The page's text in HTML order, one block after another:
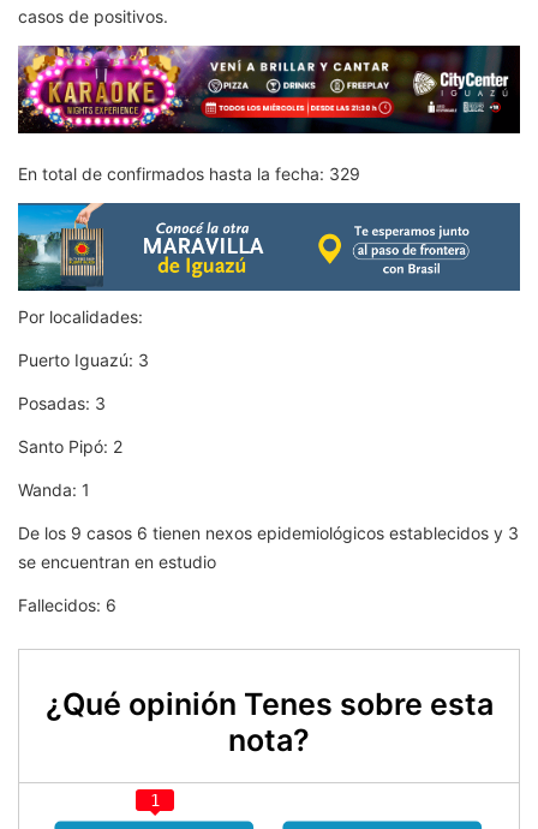
casos de positivos.
En total de confirmados hasta la fecha: 329
Por localidades:
Puerto Iguazú: 3
Posadas: 3
Santo Pipó: 2
Wanda: 1
De los 9 casos 6 tienen nexos epidemiológicos establecidos y 3
se encuentran en estudio
Fallecidos: 6
¿Qué opinión Tenes sobre esta
nota?
1